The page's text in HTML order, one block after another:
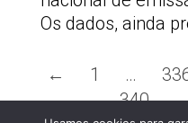
Os dados, ainda
← 1 …
340
…